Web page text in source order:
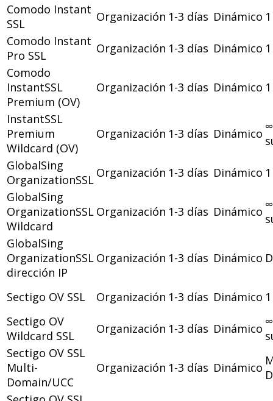
Comodo Instant
SSL
Organización 1-3 días Dinámico
Comodo Instant
Pro SSL
Organización 1-3 días Dinámico
Comodo
InstantSSL
Premium (OV)
Organización 1-3 días Dinámico
InstantSSL
Premium
Wildcard (OV)
Organización 1-3 días Dinámico ∞
GlobalSing
OrganizationSSL Organización 1-3 días Dinámico
GlobalSing
OrganizationSSL
Wildcard
Organización 1-3 días Dinámico ∞
GlobalSing
OrganizationSSL
dirección IP
Organización 1-3 días Dinámico
Sectigo OV SSL Organización 1-3 días Dinámico
Sectigo OV
Wildcard SSL
Organización 1-3 días Dinámico ∞
Sectigo OV SSL
Multi-
Domain/UCC
Organización 1-3 días Dinámico